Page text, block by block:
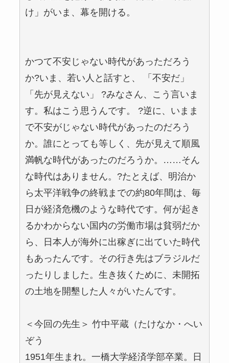
け」がいま、幕を開ける。
かつて不安じゃない時代があっただろう
か?いま、若い人と話すと、 「不安だ」
「先が見えない」 ?みなさん、こう言いま
す。私はこう思うんです。 ?逆に、いまま
で不安がじゃない時代があったのだろう
か。誰にとっても等しく、先が見えて順風
満帆な時代があったのだろうか。……そん
な時代はありません。?たとえば、明治か
ら太平洋戦争の終戦までの約80年間は、毎
日が経済危機のような時代です。何が起き
るかわからない国内の労働市場は貧弱だか
ら、日本人が海外に出稼ぎに出ていた時代
もあったんです。その行き先はブラジルだ
ったりしました。生き抜くために、未開拓
の土地を開墾した人々がいたんです。
＜今回の先生＞ 竹中平蔵（たけなか・へい
ぞう
1951年生まれ。一橋大学経済学部卒業。日